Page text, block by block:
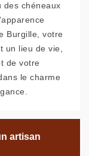
des chéneaux
Burgille, votre
un lieu de vie,
de votre
le charme
artisan